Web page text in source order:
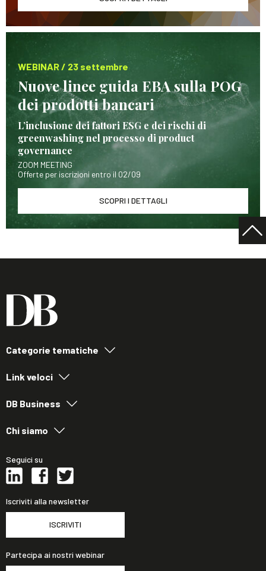
WEBINAR / 23 settembre
Nuove linee guida EBA sulla POG
dei prodotti bancari
L’inclusione dei fattori ESG e dei rischi di
greenwashing nel processo di product
governance
ZOOM MEETING
Offerte per iscrizioni entro il 02/09
SCOPRI I DETTAGLI
Categorie tematiche
Link veloci
DB Business
Chi siamo
Seguici su
Iscriviti alla newsletter
ISCRIVITI
Partecipa ai nostri webinar